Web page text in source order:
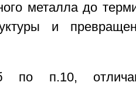
металла до
и
по п.10,